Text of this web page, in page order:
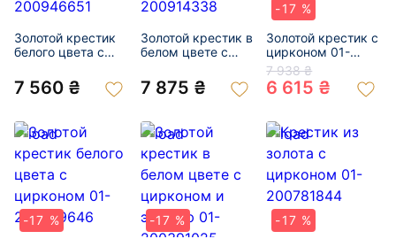
Золотой крестик
белого цвета с
200946651
7 560 ₴
Золотой крестик в
белом цвете с
200914338
7 875 ₴
-17 %
Золотой крестик с
цирконом 01-
200867437
7 938 ₴
6 615 ₴
-17 %
-17 %
-17 %